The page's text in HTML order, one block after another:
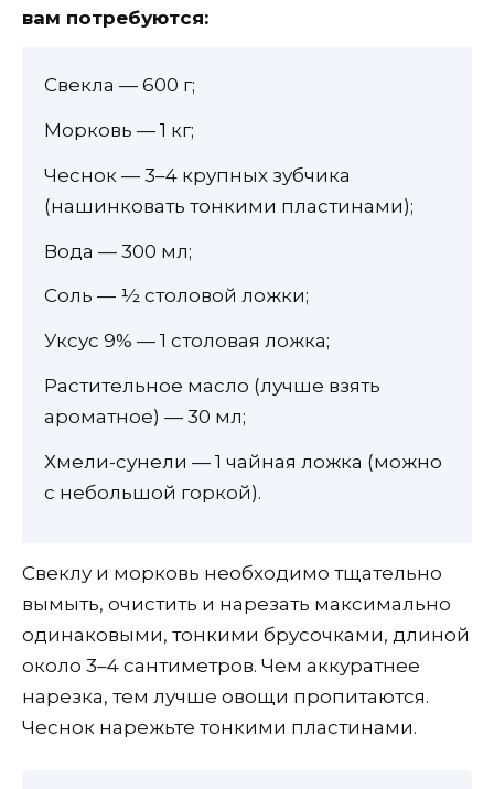
вам потребуются:
Свекла — 600 г;
Морковь — 1 кг;
Чеснок — 3–4 крупных зубчика
(нашинковать тонкими пластинами);
Вода — 300 мл;
Соль — ½ столовой ложки;
Уксус 9% — 1 столовая ложка;
Растительное масло (лучше взять
ароматное) — 30 мл;
Хмели-сунели — 1 чайная ложка (можно
с небольшой горкой).
Свеклу и морковь необходимо тщательно
вымыть, очистить и нарезать максимально
одинаковыми, тонкими брусочками, длиной
около 3–4 сантиметров. Чем аккуратнее
нарезка, тем лучше овощи пропитаются.
Чеснок нарежьте тонкими пластинами.